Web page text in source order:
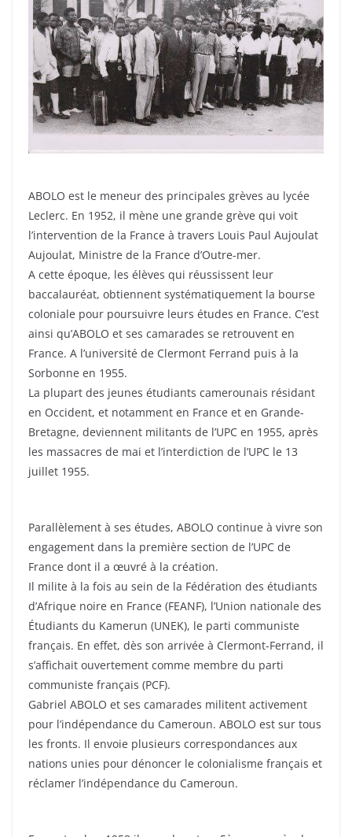
ABOLO est le meneur des principales grèves au lycée
Leclerc. En 1952, il mène une grande grève qui voit
l’intervention de la France à travers Louis Paul Aujoulat
Aujoulat, Ministre de la France d’Outre-mer.
A cette époque, les élèves qui réussissent leur
baccalauréat, obtiennent systématiquement la bourse
coloniale pour poursuivre leurs études en France. C’est
ainsi qu’ABOLO et ses camarades se retrouvent en
France. A l’université de Clermont Ferrand puis à la
Sorbonne en 1955.
La plupart des jeunes étudiants camerounais résidant
en Occident, et notamment en France et en Grande-
Bretagne, deviennent militants de l’UPC en 1955, après
les massacres de mai et l’interdiction de l’UPC le 13
juillet 1955.
Parallèlement à ses études, ABOLO continue à vivre son
engagement dans la première section de l’UPC de
France dont il a œuvré à la création.
Il milite à la fois au sein de la Fédération des étudiants
d’Afrique noire en France (FEANF), l’Union nationale des
Étudiants du Kamerun (UNEK), le parti communiste
français. En effet, dès son arrivée à Clermont-Ferrand, il
s’affichait ouvertement comme membre du parti
communiste français (PCF).
Gabriel ABOLO et ses camarades militent activement
pour l’indépendance du Cameroun. ABOLO est sur tous
les fronts. Il envoie plusieurs correspondances aux
nations unies pour dénoncer le colonialisme français et
réclamer l’indépendance du Cameroun.